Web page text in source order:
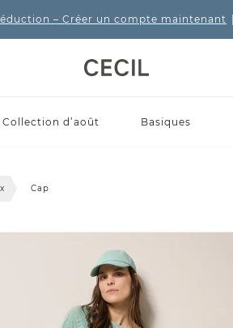
– Créer un compte maintenant
Collection d’août Basiques
Cap